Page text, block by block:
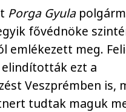
Porga Gyula
fővédnöke
emlékezett meg.
ezt a
Veszprémben is,
tudtak maguk